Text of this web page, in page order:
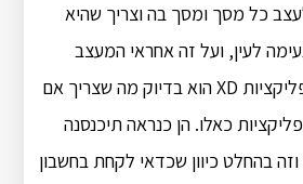
כל מסך ומסך בה וצריך שהיא
לעין, ועל זה אחראי המעצב
הגרפי. קורס עיצוב אפליקציות XD הוא בדיוק מה שצריך אם
כאלו. הן כנראה תיכנסנה
וזה בהחלט כיוון שכדאי לקחת בחשבון